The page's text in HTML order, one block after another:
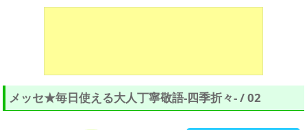
メッセ★毎日使える大人丁寧敬語-四季折々- / 02